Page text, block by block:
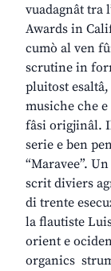
vuadagnât tra
Awards in
cumò al ven
scrutine in
pluitost
musiche che
fâsi origjinâl.
serie e ben
“Maravee”.
scrit diviers
di trente
la flautiste
orient e
organics